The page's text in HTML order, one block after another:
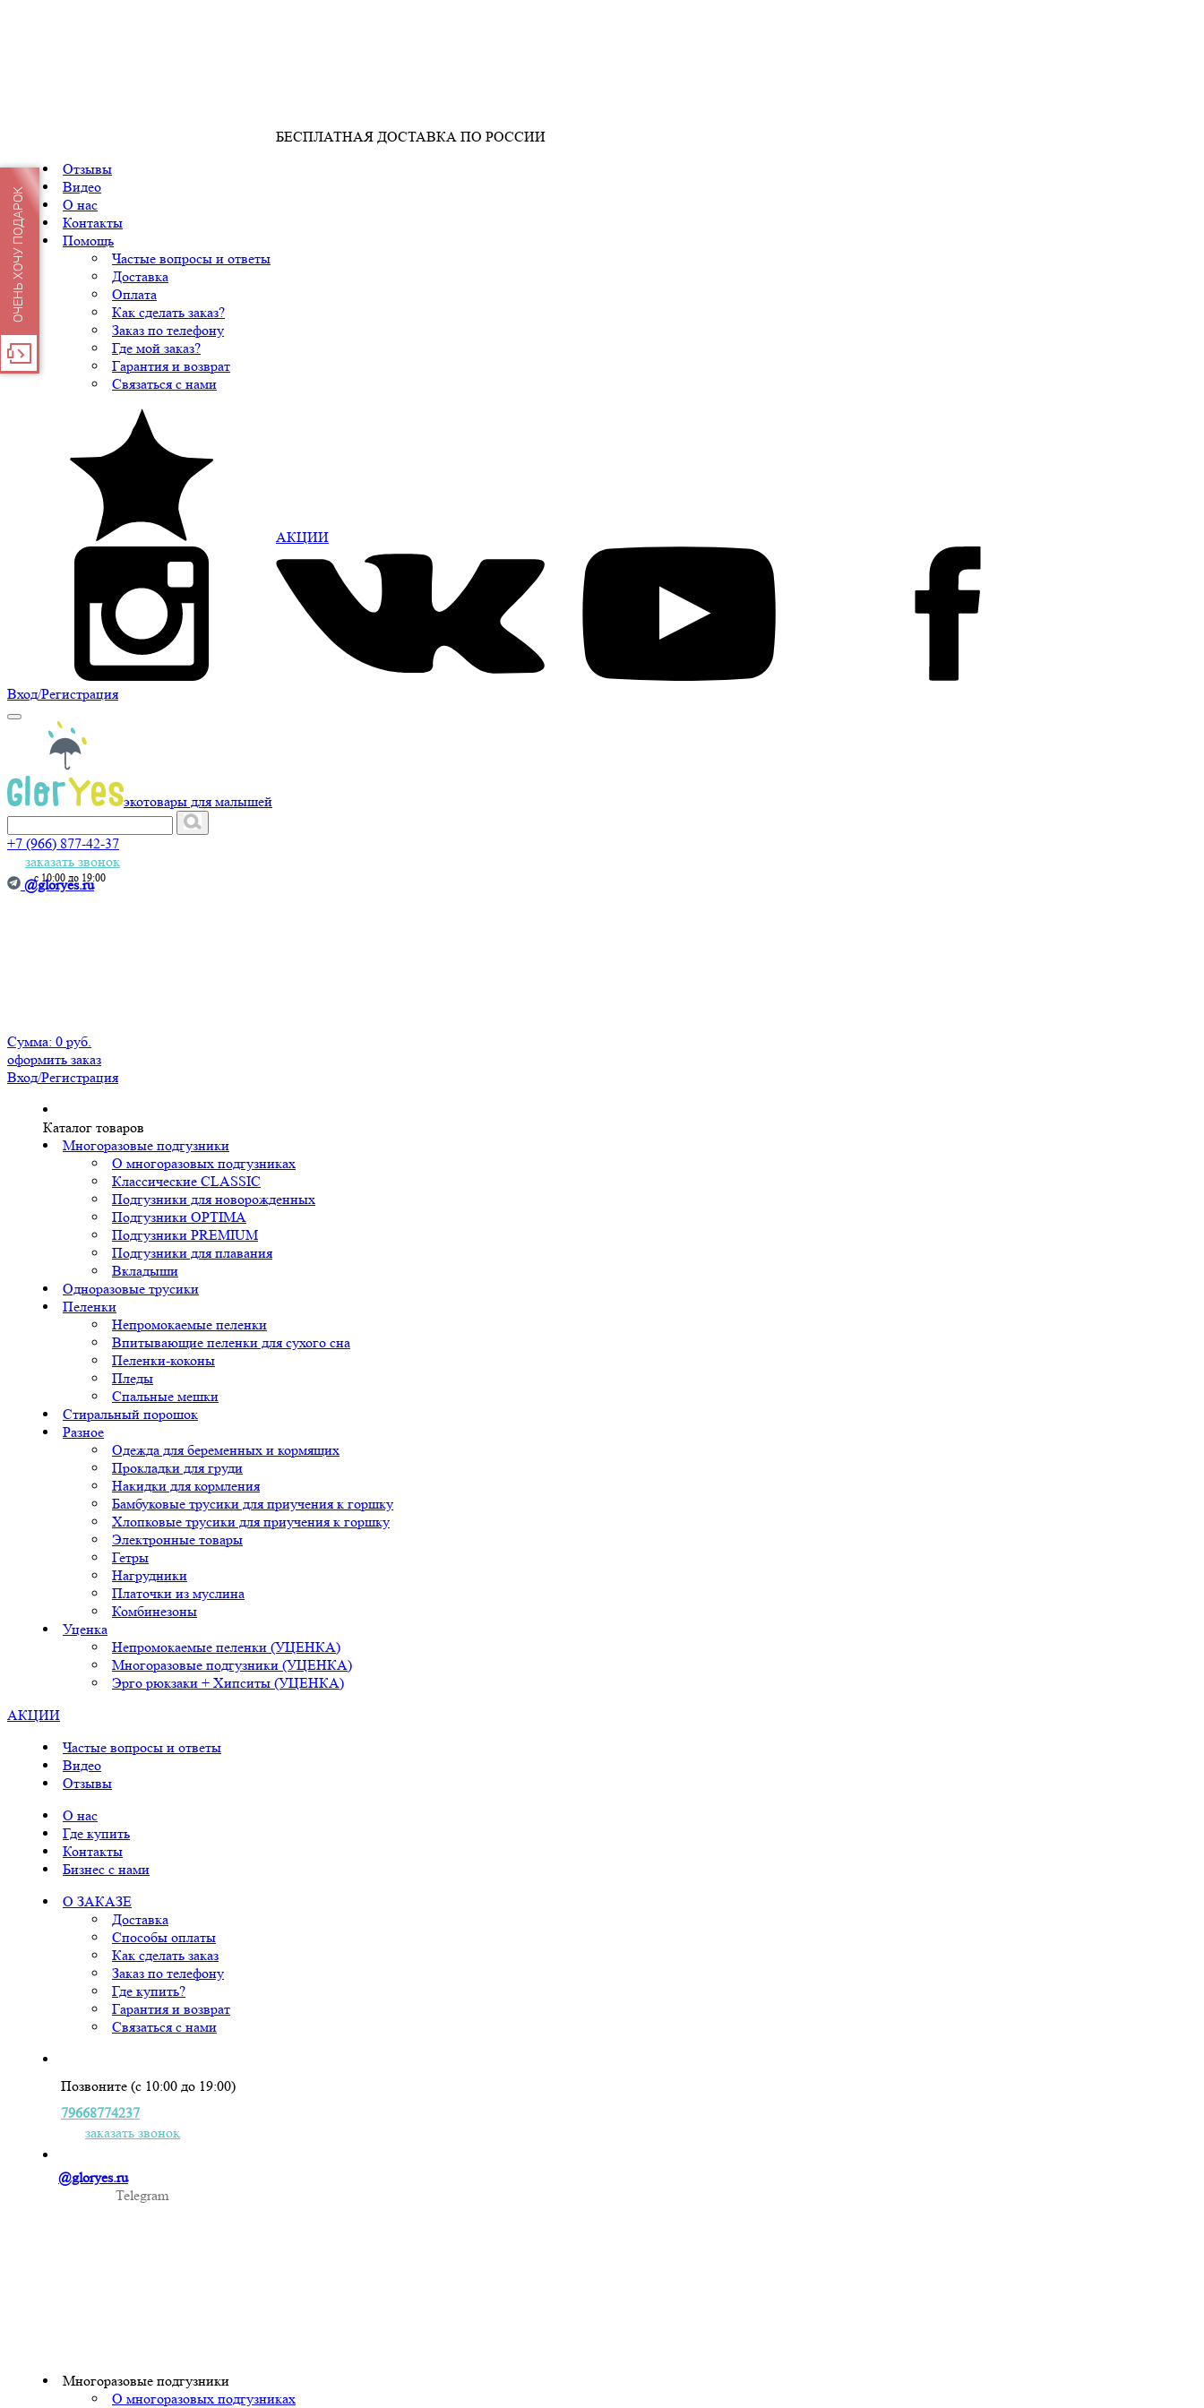
БЕСПЛАТНАЯ ДОСТАВКА ПО РОССИИ
Отзывы
Видео
О нас
Контакты
Помощь
Частые вопросы и ответы
Доставка
Оплата
Как сделать заказ?
Заказ по телефону
Где мой заказ?
Гарантия и возврат
Связаться с нами
АКЦИИ
Вход/Регистрация
экотовары для малышей
+7 (966) 877-42-37
заказать звонок
с 10:00 до 19:00
@gloryes.ru
Сумма: 0 руб.
оформить заказ
Вход/Регистрация
Каталог товаров
Многоразовые подгузники
О многоразовых подгузниках
Классические CLASSIC
Подгузники для новорожденных
Подгузники OPTIMA
Подгузники PREMIUM
Подгузники для плавания
Вкладыши
Одноразовые трусики
Пеленки
Непромокаемые пеленки
Впитывающие пеленки для сухого сна
Пеленки-коконы
Пледы
Спальные мешки
Стиральный порошок
Разное
Одежда для беременных и кормящих
Прокладки для груди
Накидки для кормления
Бамбуковые трусики для приучения к горшку
Хлопковые трусики для приучения к горшку
Электронные товары
Гетры
Нагрудники
Платочки из муслина
Комбинезоны
Уценка
Непромокаемые пеленки (УЦЕНКА)
Многоразовые подгузники (УЦЕНКА)
Эрго рюкзаки + Хипситы (УЦЕНКА)
АКЦИИ
Частые вопросы и ответы
Видео
Отзывы
О нас
Где купить
Контакты
Бизнес с нами
О ЗАКАЗЕ
Доставка
Способы оплаты
Как сделать заказ
Заказ по телефону
Где купить?
Гарантия и возврат
Связаться с нами
Позвоните (с 10:00 до 19:00)
79668774237
заказать звонок
@gloryes.ru
Telegram
Многоразовые подгузники
О многоразовых подгузниках
ОЧЕНЬ ХОЧУ ПОДАРОК